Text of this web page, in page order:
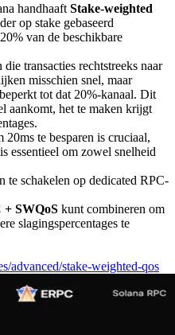
handhaaft Stake-weighted
op stake gebaseerd
van de beschikbare
transacties rechtstreeks naar
misschien snel, maar
tot dat 20%-kanaal. Dit
aankomt, het te maken krijgt
te besparen is cruciaal,
essentieel om zowel snelheid
schakelen op dedicated RPC-
+ SWQoS kunt combineren om
slagingspercentages te
advanced/stake-weighted-qos